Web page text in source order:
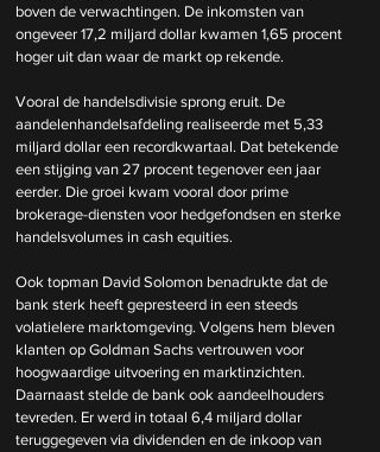
boven de verwachtingen. De inkomsten van
ongeveer 17,2 miljard dollar kwamen 1,65 procent
hoger uit dan waar de markt op rekende.
Vooral de handelsdivisie sprong eruit. De
aandelenhandelsafdeling realiseerde met 5,33
miljard dollar een recordkwartaal. Dat betekende
een stijging van 27 procent tegenover een jaar
eerder. Die groei kwam vooral door prime
brokerage-diensten voor hedgefondsen en sterke
handelsvolumes in cash equities.
Ook topman David Solomon benadrukte dat de
bank sterk heeft gepresteerd in een steeds
volatielere marktomgeving. Volgens hem bleven
klanten op Goldman Sachs vertrouwen voor
hoogwaardige uitvoering en marktinzichten.
Daarnaast stelde de bank ook aandeelhouders
tevreden. Er werd in totaal 6,4 miljard dollar
teruggegeven via dividenden en de inkoop van